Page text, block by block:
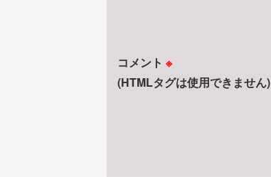
コメント※
(HTMLタグは使用できません)